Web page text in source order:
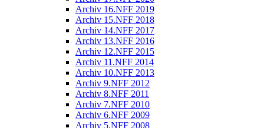
Archiv 16.NFF 2019
Archiv 15.NFF 2018
Archiv 14.NFF 2017
Archiv 13.NFF 2016
Archiv 12.NFF 2015
Archiv 11.NFF 2014
Archiv 10.NFF 2013
Archiv 9.NFF 2012
Archiv 8.NFF 2011
Archiv 7.NFF 2010
Archiv 6.NFF 2009
Archiv 5.NFF 2008